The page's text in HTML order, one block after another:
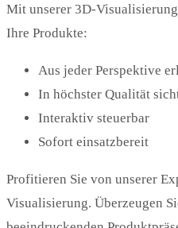
Mit unserer 3D-
Ihre Produkte:
Aus jeder Perspektive
In höchster Qualität
Interaktiv steuerbar
Sofort einsatzbereit
Profitieren Sie von unserer
Visualisierung. Überzeugen